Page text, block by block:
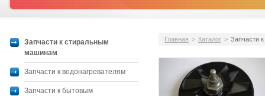
Запчасти к стиральным
машинам
Запчасти к водонагревателям
Запчасти к бытовым
Главная > Каталог > Запчасти